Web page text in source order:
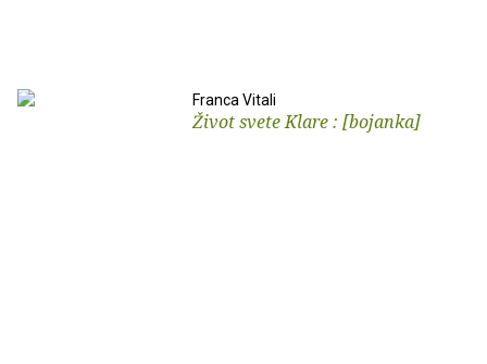
Franca Vitali
Život svete Klare : [bojanka]